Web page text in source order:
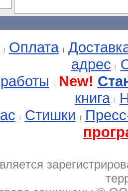
Оплата
адрес
New!
книга
Стишки